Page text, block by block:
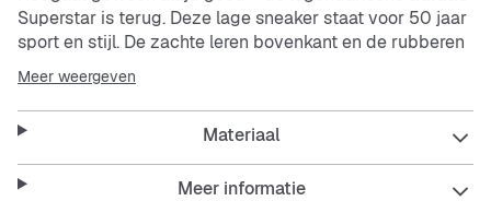
Superstar is terug. Deze lage sneaker staat voor 50 jaar
sport en stijl. De zachte leren bovenkant en de rubberen
Shell Toe doen meteen denken aan de basketbalroots en
relaxte streetwearlooks voor in de stad. Voor maximaal
comfort zijn de tong en het bovenwerk gevoerd. De
gestructureerde, gripvaste rubberen buitenzool brengt
je soepel door de dag. Wat je ook gaat doen, met deze
veelzijdige
Superstar heb je altijd een relaxte
Meer weergeven
Materiaal
Meer informatie